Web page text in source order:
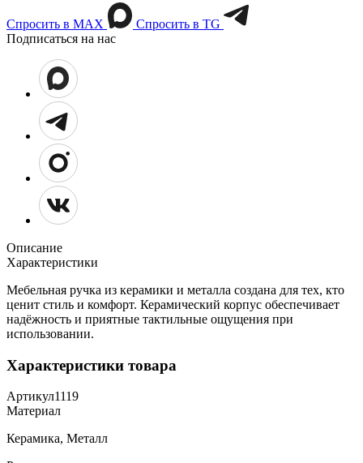
Спросить в МАХ
Спросить в TG
Подписаться на нас
Описание
Характеристики
Мебельная ручка из керамики и металла создана для тех, кто
ценит стиль и комфорт. Керамический корпус обеспечивает
надёжность и приятные тактильные ощущения при
использовании.
Характеристики товара
Артикул1119
Материал
Керамика, Металл